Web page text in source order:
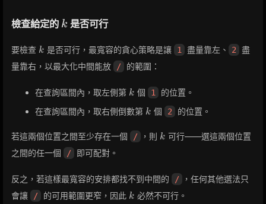
檢查給定的 k
k 是否可行
要檢查 k
k 是否可行，最寬容的貪心策略是讓 1 盡量靠左、 2 盡
量靠右，以最大化中間能放
/ 的範圍：
在查詢區間內，取左側第 k
k 個 1
的位置。
在查詢區間內，取右側倒數第 k
k 個 2 的位置。
若這兩個位置之間至少存在一個 / ，則 k
k 可行——選這兩個位置
之間的任一個
/ 即可配對。
反之，若這樣最寬容的安排都找不到中間的 /
，任何其他選法只
會讓
/ 的可用範圍更窄，因此 k
k 必然不可行。